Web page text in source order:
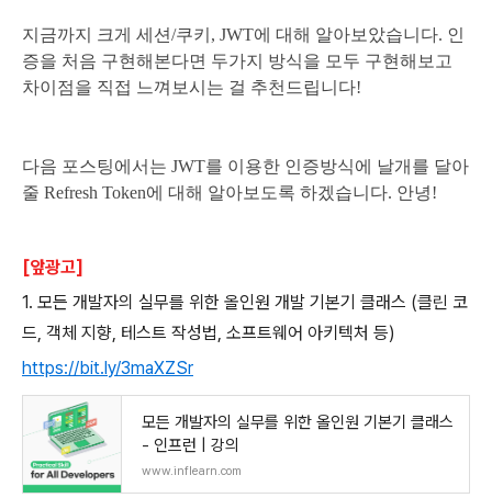
지금까지 크게 세션/쿠키, JWT에 대해 알아보았습니다. 인
증을 처음 구현해본다면 두가지 방식을 모두 구현해보고
차이점을 직접 느껴보시는 걸 추천드립니다!
다음 포스팅에서는 JWT를 이용한 인증방식에 날개를 달아
줄 Refresh Token에 대해 알아보도록 하겠습니다. 안녕!
[앞광고]
1. 모든 개발자의 실무를 위한 올인원 개발 기본기 클래스 (클린 코
드, 객체 지향, 테스트 작성법, 소프트웨어 아키텍처 등)
https://bit.ly/3maXZSr
모든 개발자의 실무를 위한 올인원 기본기 클래스
- 인프런 | 강의
www.inflearn.com